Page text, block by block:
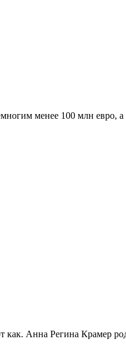
менее 100 млн евро,
как. Анна Регина Крамер